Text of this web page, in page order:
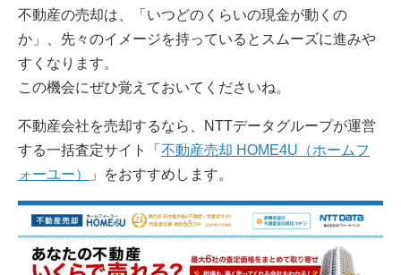
不動産の売却は、「いつどのくらいの現金が動くの
か」、先々のイメージを持っているとスムーズに進みや
すくなります。
この機会にぜひ覚えておいてくださいね。
不動産会社を売却するなら、NTTデータグループが運営
する一括査定サイト「 不動産売却 HOME4U（ホームフ
ォーユー）
」をおすすめします。